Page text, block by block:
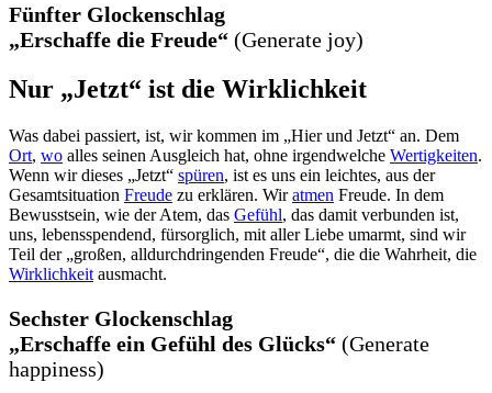
Fünfter Glockenschlag
„Erschaffe die Freude“ (Generate joy)
Nur „Jetzt“ ist die Wirklichkeit
Was dabei passiert, ist, wir kommen im „Hier und Jetzt“ an. Dem
Ort, wo alles seinen Ausgleich hat, ohne irgendwelche Wertigkeiten.
Wenn wir dieses „Jetzt“ spüren, ist es uns ein leichtes, aus der
Gesamtsituation Freude zu erklären. Wiratmen Freude. In dem
Bewusstsein, wie der Atem, das Gefühl, das damit verbunden ist,
uns, lebensspendend, fürsorglich, mit aller Liebe umarmt, sind wir
Teil der „großen, alldurchdringenden Freude“, die die Wahrheit, die
Wirklichkeit ausmacht.
Sechster Glockenschlag
„Erschaffe ein Gefühl des Glücks“ (Generate
happiness)